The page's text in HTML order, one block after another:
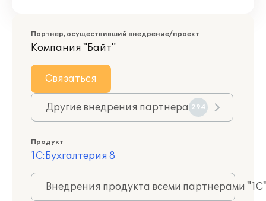
Партнер, осуществивший внедрение/проект
Компания "Байт"
Связаться
Другие внедрения партнера 294
Продукт
1С:Бухгалтерия 8
Внедрения продукта всеми партнерами